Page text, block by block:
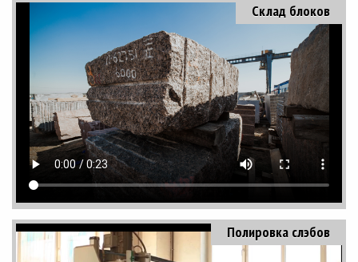
Склад блоков
Полировка слэбов